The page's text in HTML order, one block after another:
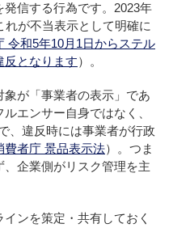
信する行為です。2023年
が不当表示として明確に
令和5年10月1日からステル
反となります）。
象が「事業者の表示」であ
エンサー自身ではなく、
、違反時には事業者が行政
費者庁 景品表示法）。つま
企業側がリスク管理を主
ンを策定・共有しておく